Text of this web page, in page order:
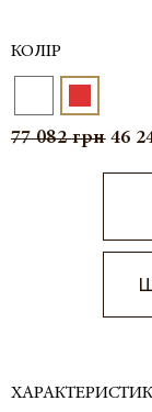
КОЛІР
77 082грн 46